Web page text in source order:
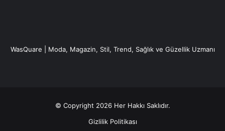
WasQuare | Moda, Magazin, Stil, Trend, Sağlık ve Güzellik Uzmanı
© Copyright 2026 Her Hakkı Saklıdır.
Gizlilik Politikası